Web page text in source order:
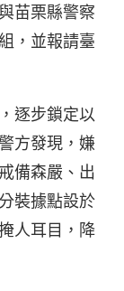
苗栗縣警察
，並報請臺
逐步鎖定以
方發現，嫌
備森嚴、出
裝據點設於
人耳目，降